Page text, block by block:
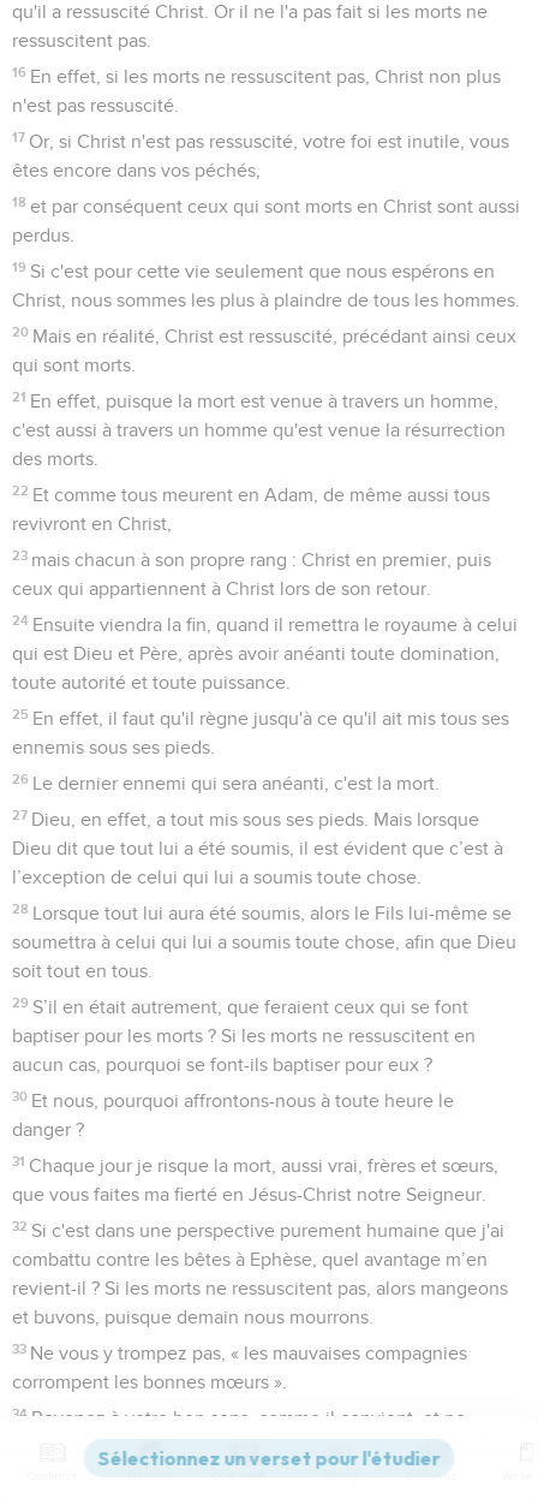
qu'il a ressuscité Christ. Or il ne l'a pas fait si les morts ne
ressuscitent pas.
16 En effet, si les morts ne ressuscitent pas, Christ non plus
n'est pas ressuscité.
17 Or, si Christ n'est pas ressuscité, votre foi est inutile, vous
êtes encore dans vos péchés,
18 et par conséquent ceux qui sont morts en Christ sont aussi
perdus.
19 Si c'est pour cette vie seulement que nous espérons en
Christ, nous sommes les plus à plaindre de tous les hommes.
20 Mais en réalité, Christ est ressuscité, précédant ainsi ceux
qui sont morts.
21 En effet, puisque la mort est venue à travers un homme,
c'est aussi à travers un homme qu'est venue la résurrection
des morts.
22 Et comme tous meurent en Adam, de même aussi tous
revivront en Christ,
23 mais chacun à son propre rang : Christ en premier, puis
ceux qui appartiennent à Christ lors de son retour.
24 Ensuite viendra la fin, quand il remettra le royaume à celui
qui est Dieu et Père, après avoir anéanti toute domination,
toute autorité et toute puissance.
25 En effet, il faut qu'il règne jusqu'à ce qu'il ait mis tous ses
ennemis sous ses pieds.
26 Le dernier ennemi qui sera anéanti, c'est la mort.
27 Dieu, en effet, a tout mis sous ses pieds. Mais lorsque
Dieu dit que tout lui a été soumis, il est évident que c’est à
l’exception de celui qui lui a soumis toute chose.
28 Lorsque tout lui aura été soumis, alors le Fils lui-même se
soumettra à celui qui lui a soumis toute chose, afin que Dieu
soit tout en tous.
29 S’il en était autrement, que feraient ceux qui se font
baptiser pour les morts ? Si les morts ne ressuscitent en
aucun cas, pourquoi se font-ils baptiser pour eux ?
30 Et nous, pourquoi affrontons-nous à toute heure le
danger ?
31 Chaque jour je risque la mort, aussi vrai, frères et sœurs,
que vous faites ma fierté en Jésus-Christ notre Seigneur.
32 Si c'est dans une perspective purement humaine que j'ai
combattu contre les bêtes à Ephèse, quel avantage m’en
revient-il ? Si les morts ne ressuscitent pas, alors mangeons
et buvons, puisque demain nous mourrons.
33 Ne vous y trompez pas, « les mauvaises compagnies
corrompent les bonnes mœurs ».
34 Revenez à votre bon sens, comme il convient, et ne
péchez pas ; car certains d’entre vous ne connaissent pas
Dieu, je le dis à votre honte.
Versions Commentaires Strong